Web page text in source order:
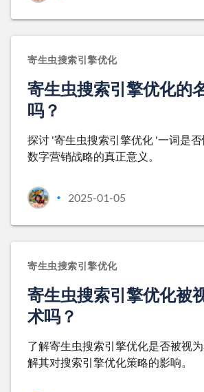
寄生虫搜索引擎优化
寄生虫搜索引擎优化的
吗？
探讨 '寄生虫搜索引擎优化 '一词是
数字营销战略的真正意义。
• 2025-01-05
寄生虫搜索引擎优化
寄生虫搜索引擎优化被
术吗？
了解寄生虫搜索引擎优化是否被视
解其对搜索引擎优化策略的影响。